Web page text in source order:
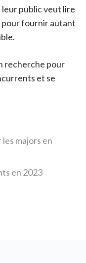
public veut lire
fournir autant
recherche pour
et se
majors en
en 2023